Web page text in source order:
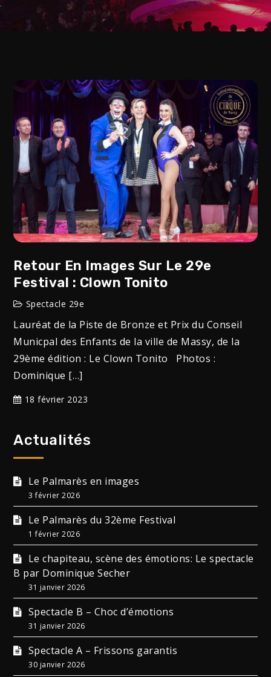
Retour En Images Sur Le 29e
Festival : Clown Tonito
Spectacle 29e
Lauréat de la Piste de Bronze et Prix du Conseil
Municpal des Enfants de la ville de Massy, de la
29ème édition : Le Clown Tonito Photos :
Dominique […]
18 février 2023
Actualités
Le Palmarès en images
3 février 2026
Le Palmarès du 32ème Festival
1 février 2026
Le chapiteau, scène des émotions: Le spectacle
B par Dominique Secher
31 janvier 2026
Spectacle B – Choc d’émotions
31 janvier 2026
Spectacle A – Frissons garantis
30 janvier 2026